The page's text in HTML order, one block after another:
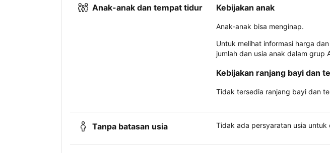
Anak-anak dan tempat tidur Kebijakan anak
Anak-anak bisa menginap.
Untuk melihat informasi harga
jumlah dan usia anak dalam grup
Kebijakan ranjang bayi dan
Tidak tersedia ranjang bayi dan
Tanpa batasan usia Tidak ada persyaratan usia untuk